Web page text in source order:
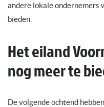
andere lokale ondernemers
bieden.
Het eiland
nog meer te
De volgende ochtend